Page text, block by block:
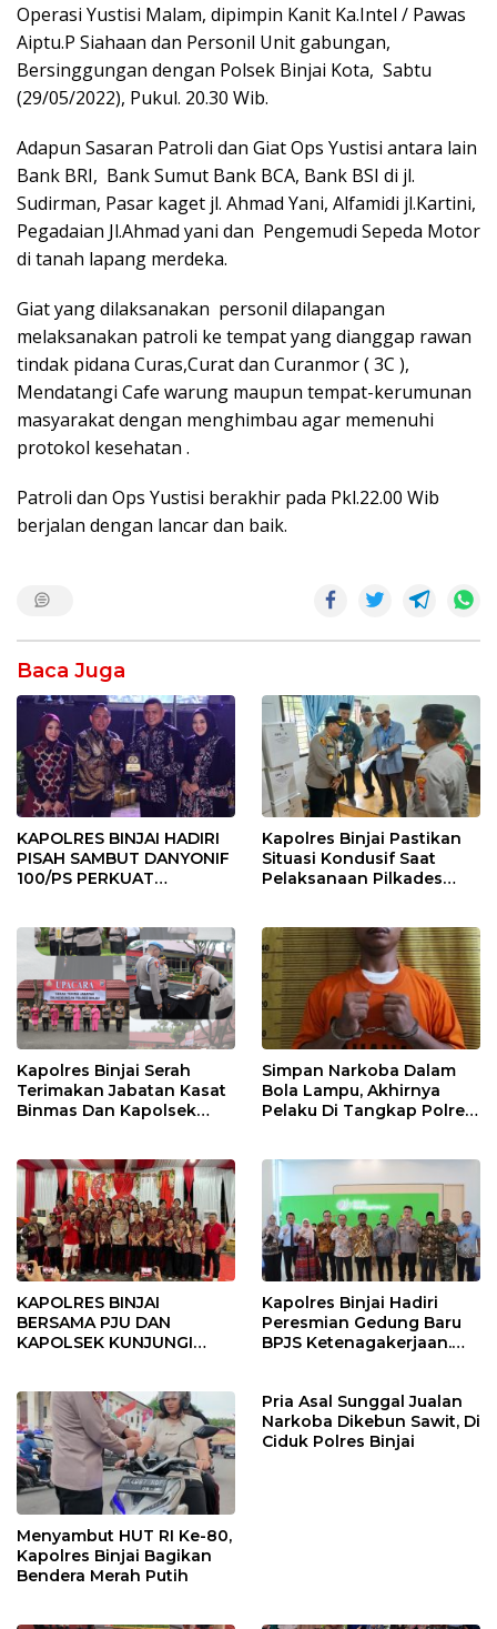
Operasi Yustisi Malam, dipimpin Kanit Ka.Intel / Pawas
Aiptu.P Siahaan dan Personil Unit gabungan,
Bersinggungan dengan Polsek Binjai Kota, Sabtu
(29/05/2022), Pukul. 20.30 Wib.
Adapun Sasaran Patroli dan Giat Ops Yustisi antara lain
Bank BRI, Bank Sumut Bank BCA, Bank BSI di jl.
Sudirman, Pasar kaget jl. Ahmad Yani, Alfamidi jl.Kartini,
Pegadaian Jl.Ahmad yani dan Pengemudi Sepeda Motor
di tanah lapang merdeka.
Giat yang dilaksanakan personil dilapangan
melaksanakan patroli ke tempat yang dianggap rawan
tindak pidana Curas,Curat dan Curanmor ( 3C ),
Mendatangi Cafe warung maupun tempat-kerumunan
masyarakat dengan menghimbau agar memenuhi
protokol kesehatan .
Patroli dan Ops Yustisi berakhir pada Pkl.22.00 Wib
berjalan dengan lancar dan baik.
Baca Juga
KAPOLRES BINJAI HADIRI
PISAH SAMBUT DANYONIF
100/PS PERKUAT
Kapolres Binjai Pastikan
Situasi Kondusif Saat
Pelaksanaan Pilkades
Kapolres Binjai Serah
Terimakan Jabatan Kasat
Binmas Dan Kapolsek
Simpan Narkoba Dalam
Bola Lampu, Akhirnya
Pelaku Di Tangkap Polres
KAPOLRES BINJAI
BERSAMA PJU DAN
KAPOLSEK KUNJUNGI
Kapolres Binjai Hadiri
Peresmian Gedung Baru
BPJS Ketenagakerjaan.
Menyambut HUT RI Ke-80,
Kapolres Binjai Bagikan
Bendera Merah Putih
Pria Asal Sunggal Jualan
Narkoba Dikebun Sawit, Di
Ciduk Polres Binjai